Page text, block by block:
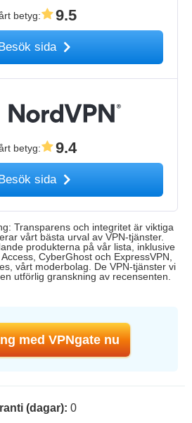
betyg: 9.5
sida
betyg: 9.4
sida
Transparens och integritet är viktiga
vårt bästa urval av VPN-tjänster.
produkterna på vår lista, inklusive
CyberGhost och ExpressVPN,
vårt moderbolag. De VPN-tjänster vi
utförlig granskning av recensenten.
med VPNgate nu
(dagar): 0